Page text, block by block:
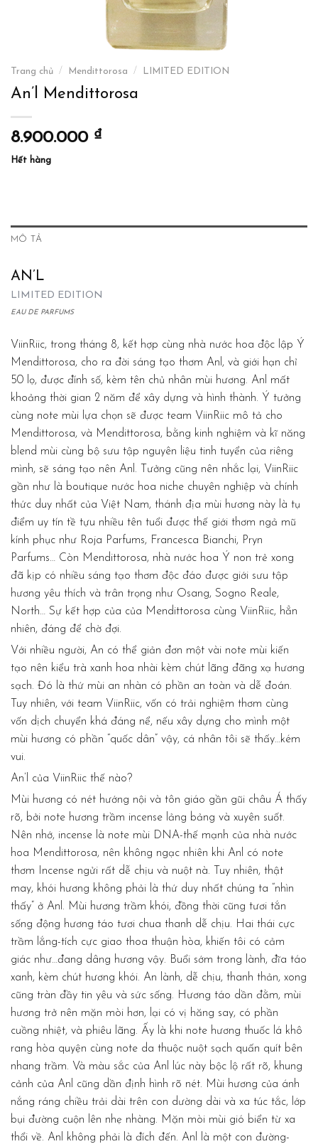
Trang chủ / Mendittorosa / LIMITED EDITION
An’l Mendittorosa
8.900.000 ₫
Hết hàng
MÔ TẢ
AN’L
LIMITED EDITION
EAU DE PARFUMS
ViinRiic, trong tháng 8, kết hợp cùng nhà nước hoa độc lập Ý
Mendittorosa, cho ra đời sáng tạo thơm Anl, và giới hạn chỉ
50 lọ, được đính số, kèm tên chủ nhân mùi hương. Anl mất
khoảng thời gian 2 năm để xây dựng và hình thành. Ý tưởng
cùng note mùi lựa chọn sẽ được team ViinRiic mô tả cho
Mendittorosa, và Mendittorosa, bằng kinh nghiệm và kĩ năng
blend mùi cùng bộ sưu tập nguyên liệu tinh tuyển của riêng
mình, sẽ sáng tạo nên Anl. Tưởng cũng nên nhắc lại, ViinRiic
gần như là boutique nước hoa niche chuyên nghiệp và chính
thức duy nhất của Việt Nam, thánh địa mùi hương này là tụ
điểm uy tín tề tựu nhiều tên tuổi được thế giới thơm ngả mũ
kính phục như Roja Parfums, Francesca Bianchi, Pryn
Parfums… Còn Mendittorosa, nhà nước hoa Ý non trẻ xong
đã kịp có nhiều sáng tạo thơm độc đáo được giới sưu tập
hương yêu thích và trân trọng như Osang, Sogno Reale,
North… Sự kết hợp của của Mendittorosa cùng ViinRiic, hẳn
nhiên, đáng để chờ đợi.
Với nhiều người, An có thể giản đơn một vài note mùi kiến
tạo nên kiểu trà xanh hoa nhài kèm chút lãng đãng xạ hương
sạch. Đó là thứ mùi an nhàn có phần an toàn và dễ đoán.
Tuy nhiên, với team ViinRiic, vốn có trải nghiệm thơm cùng
vốn dịch chuyển khá đáng nể, nếu xây dựng cho mình một
mùi hương có phần “quốc dân” vậy, cá nhân tôi sẽ thấy…kém
vui.
An’l của ViinRiic thế nào?
Mùi hương có nét hướng nội và tôn giáo gần gũi châu Á thấy
rõ, bởi note hương trầm incense lảng bảng và xuyên suốt.
Nên nhớ, incense là note mùi DNA-thế mạnh của nhà nước
hoa Mendittorosa, nên không ngạc nhiên khi Anl có note
thơm Incense ngửi rất dễ chịu và nuột nà. Tuy nhiên, thật
may, khói hương không phải là thứ duy nhất chúng ta “nhìn
thấy” ở Anl. Mùi hương trầm khói, đồng thời cũng tươi tắn
sống động hương táo tươi chua thanh dễ chịu. Hai thái cực
trầm lắng-tích cực giao thoa thuận hòa, khiến tôi có cảm
giác như…đang dâng hương vậy. Buổi sớm trong lành, đĩa táo
xanh, kèm chút hương khói. An lành, dễ chịu, thanh thản, xong
cũng tràn đầy tin yêu và sức sống. Hương táo dần đằm, mùi
hương trở nên mặn mòi hơn, lại có vị hăng say, có phần
cuồng nhiệt, và phiêu lãng. Ấy là khi note hương thuốc lá khô
rang hòa quyện cùng note da thuộc nuột sạch quấn quít bên
nhang trầm. Và màu sắc của Anl lúc này bộc lộ rất rõ, khung
cảnh của Anl cũng dần định hình rõ nét. Mùi hương của ánh
nắng ráng chiều trải dài trên con dường dài và xa túc tắc, lớp
bụi đường cuộn lên nhẹ nhàng. Mặn mòi mùi gió biển từ xa
thổi về. Anl không phải là đích đến. Anl là một con đường-